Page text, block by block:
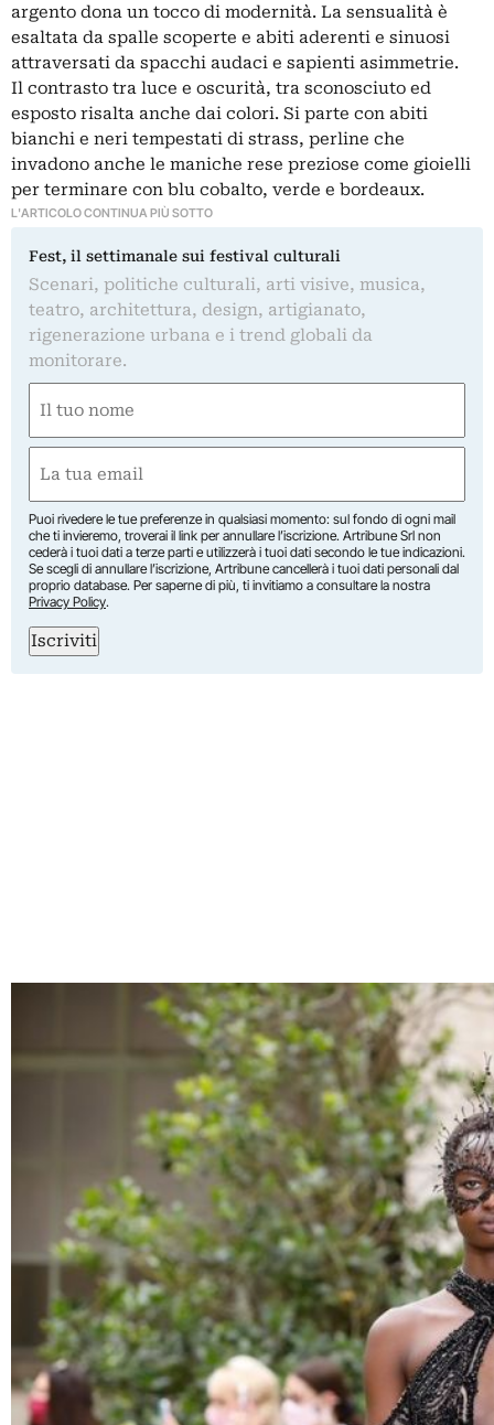
argento dona un tocco di modernità. La sensualità è
esaltata da spalle scoperte e abiti aderenti e sinuosi
attraversati da spacchi audaci e sapienti asimmetrie.
Il contrasto tra luce e oscurità, tra sconosciuto ed
esposto risalta anche dai colori. Si parte con abiti
bianchi e neri tempestati di strass, perline che
invadono anche le maniche rese preziose come gioielli
per terminare con blu cobalto, verde e bordeaux.
L'ARTICOLO CONTINUA PIÙ SOTTO
Fest, il settimanale sui festival culturali
Scenari, politiche culturali, arti visive, musica,
teatro, architettura, design, artigianato,
rigenerazione urbana e i trend globali da
monitorare.
(Required)
First
(Required)
Puoi rivedere le tue preferenze in qualsiasi momento: sul fondo di ogni mail
che ti invieremo, troverai il link per annullare l’iscrizione. Artribune Srl non
cederà i tuoi dati a terze parti e utilizzerà i tuoi dati secondo le tue indicazioni.
Se scegli di annullare l’iscrizione, Artribune cancellerà i tuoi dati personali dal
proprio database. Per saperne di più, ti invitiamo a consultare la nostra
Privacy Policy.
Iscriviti